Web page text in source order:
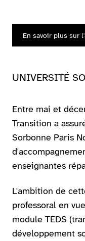
En savoir plus sur
UNIVERSITÉ
Entre mai et
Transition a
Sorbonne Paris
enseignantes
L'ambition de
professoral en
module TEDS
développement